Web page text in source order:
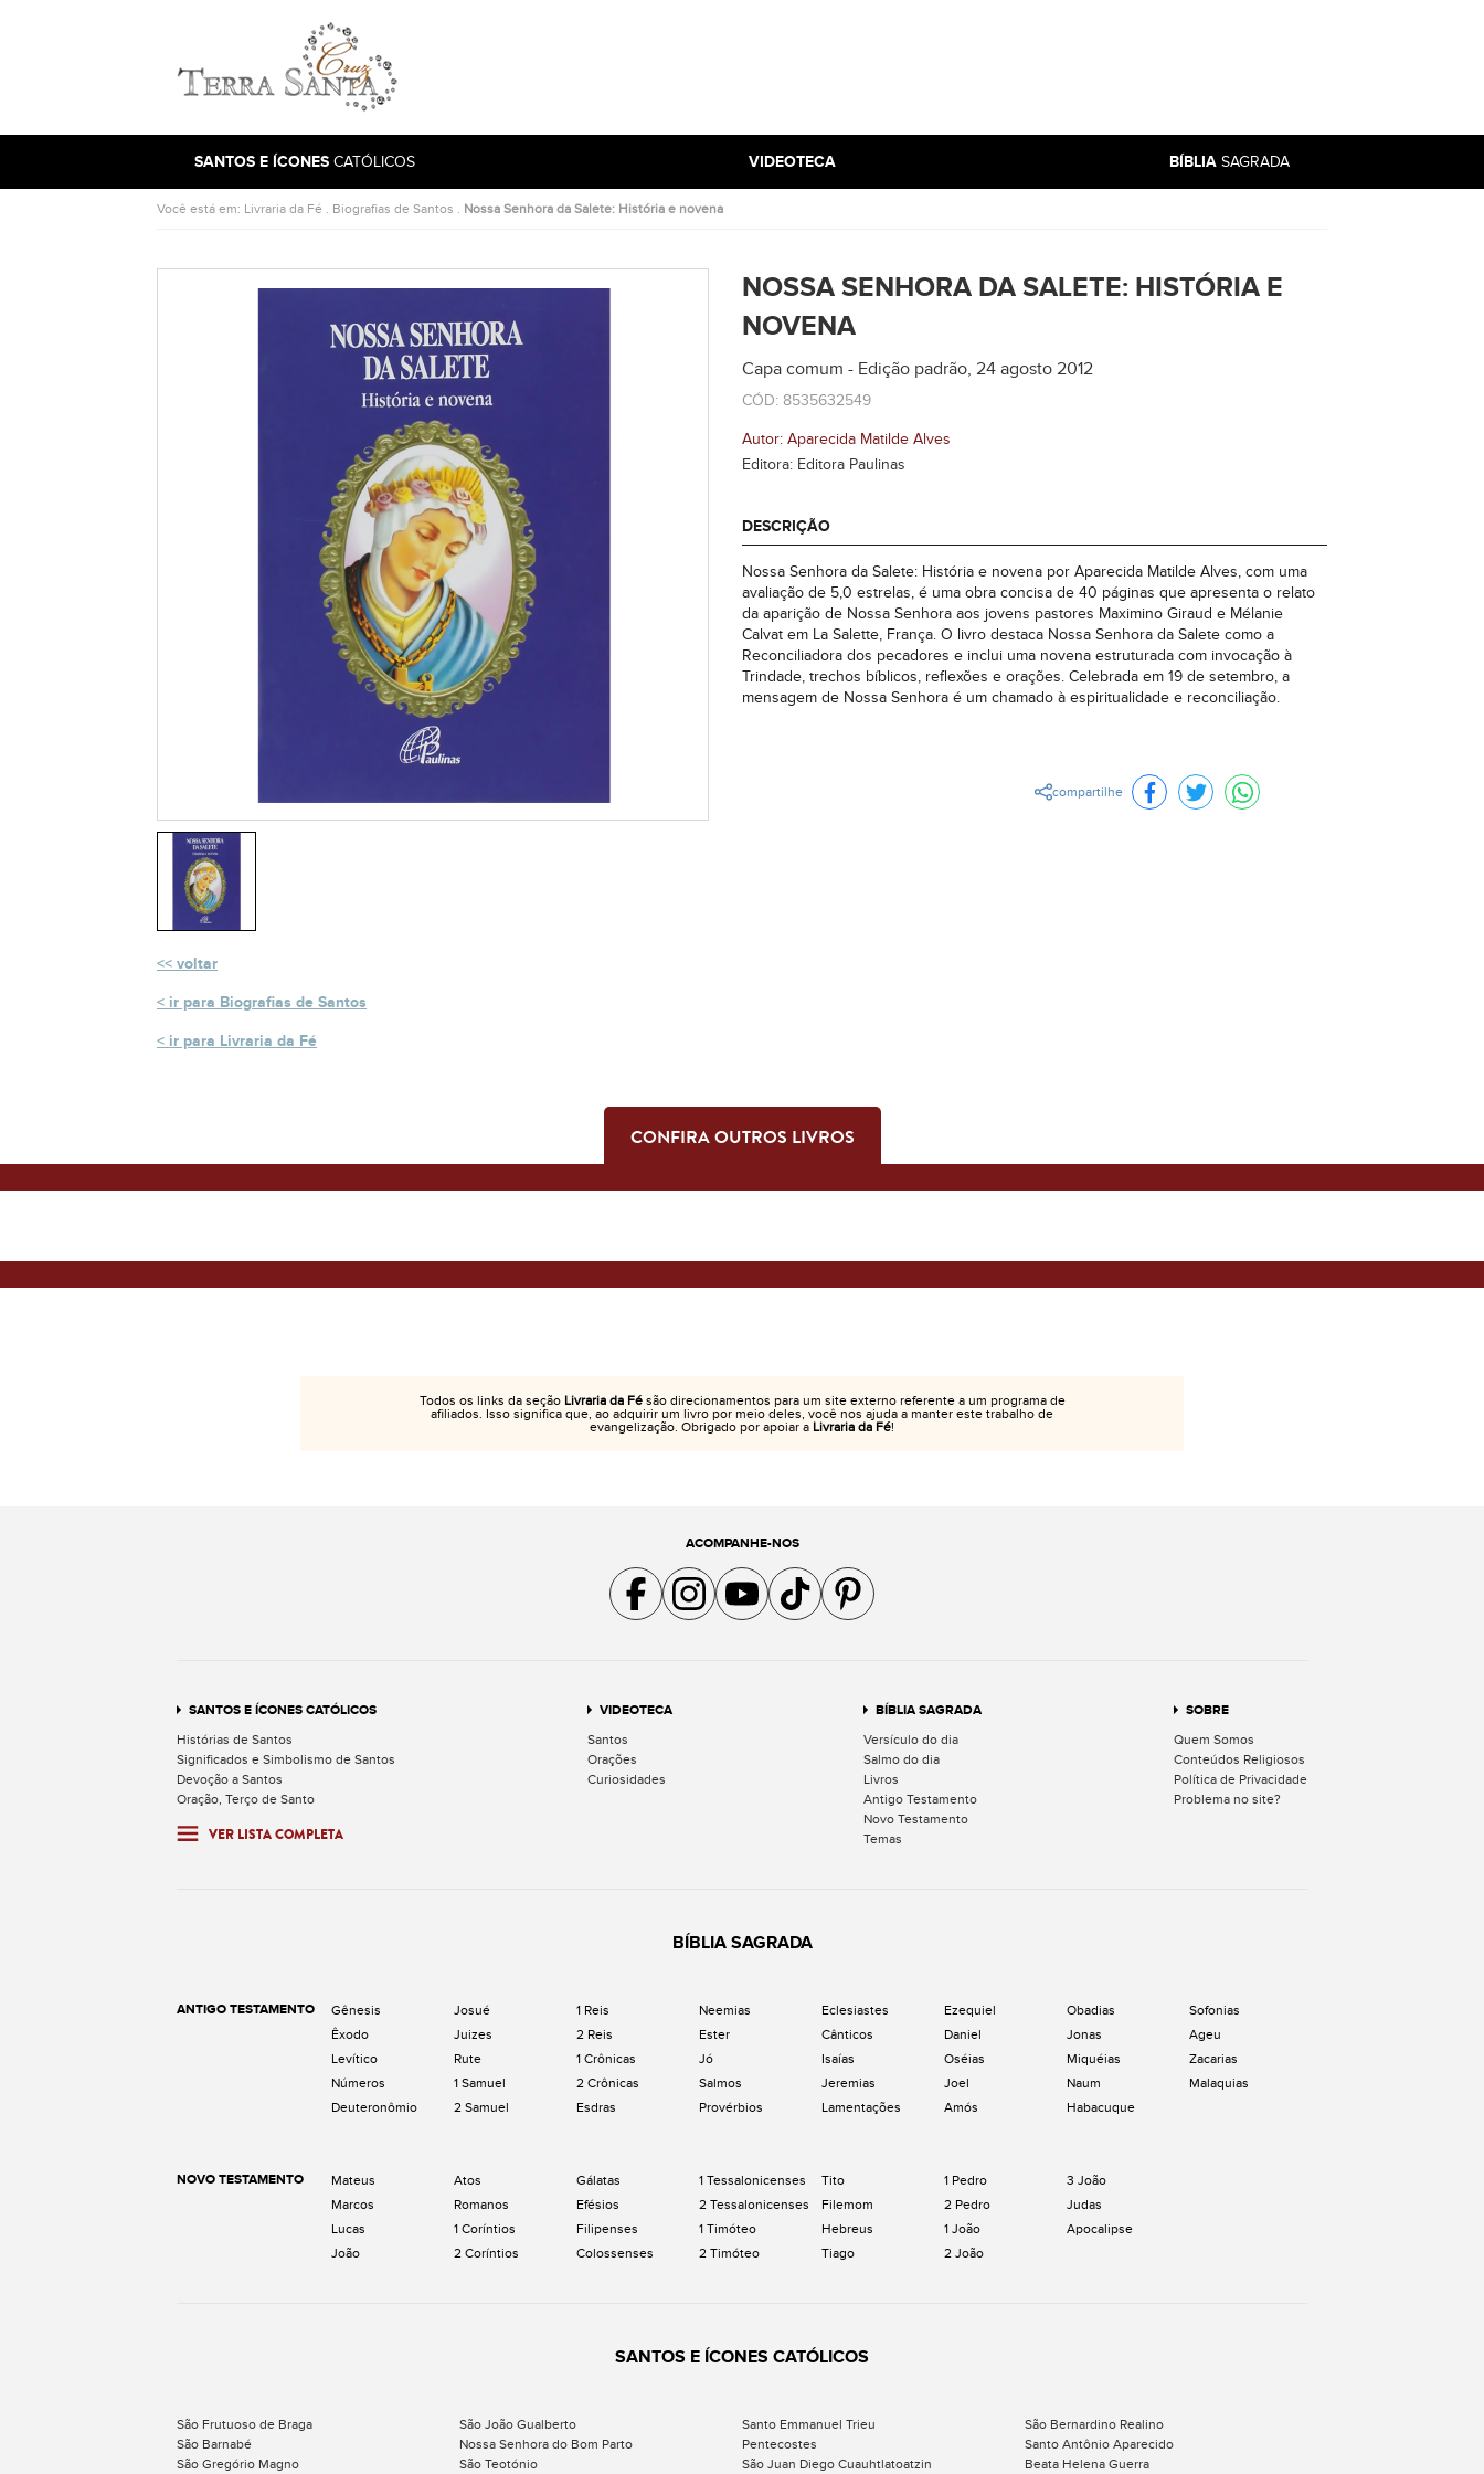
Ir para a página inicial
SANTOS E ÍCONES CATÓLICOS VIDEOTECA BÍBLIA SAGRADA
Você está em: Livraria da Fé . Biografias de Santos . Nossa Senhora da Salete: História e novena
voltar
ir para Biografias de Santos
ir para Livraria da Fé
NOSSA SENHORA DA SALETE: HISTÓRIA E
NOVENA
Capa comum - Edição padrão, 24 agosto 2012
CÓD: 8535632549
Autor: Aparecida Matilde Alves
Editora: Editora Paulinas
DESCRIÇÃO
Nossa Senhora da Salete: História e novena por Aparecida Matilde Alves, com uma
avaliação de 5,0 estrelas, é uma obra concisa de 40 páginas que apresenta o relato
da aparição de Nossa Senhora aos jovens pastores Maximino Giraud e Mélanie
Calvat em La Salette, França. O livro destaca Nossa Senhora da Salete como a
Reconciliadora dos pecadores e inclui uma novena estruturada com invocação à
Trindade, trechos bíblicos, reflexões e orações. Celebrada em 19 de setembro, a
mensagem de Nossa Senhora é um chamado à espiritualidade e reconciliação.
compartilhe
CONFIRA OUTROS LIVROS
Todos os links da seção Livraria da Fésão direcionamentos para um site externo referente a um programa de
afiliados. Isso significa que, ao adquirir um livro por meio deles, você nos ajuda a manter este trabalho de
evangelização. Obrigado por apoiar a Livraria da Fé!
ACOMPANHE-NOS
Acompanhe a gente no Facebook
Acompanhe a gente no Instagram
Acompanhe a gente no YouTube
Acompanhe a gente no TikTok
Acompanhe a gente no Pinterest
SANTOS E ÍCONES CATÓLICOS
Histórias de Santos
Significados e Simbolismo de Santos
Devoção a Santos
Oração, Terço de Santo
VER LISTA COMPLETA
VIDEOTECA
Santos
Orações
Curiosidades
BÍBLIA SAGRADA
Versículo do dia
Salmo do dia
Livros
Antigo Testamento
Novo Testamento
Temas
SOBRE
Quem Somos
Conteúdos Religiosos
Política de Privacidade
Problema no site?
BÍBLIA SAGRADA
ANTIGO TESTAMENTO
Gênesis
Êxodo
Levítico
Números
Deuteronômio
Josué
Juizes
Rute
1 Samuel
2 Samuel
1 Reis
2 Reis
1 Crônicas
2 Crônicas
Esdras
Neemias
Ester
Jó
Salmos
Provérbios
Eclesiastes
Cânticos
Isaías
Jeremias
Lamentações
Ezequiel
Daniel
Oséias
Joel
Amós
Obadias
Jonas
Miquéias
Naum
Habacuque
Sofonias
Ageu
Zacarias
Malaquias
NOVO TESTAMENTO
Mateus
Marcos
Lucas
João
Atos
Romanos
1 Coríntios
2 Coríntios
Gálatas
Efésios
Filipenses
Colossenses
1 Tessalonicenses
2 Tessalonicenses
1 Timóteo
2 Timóteo
Tito
Filemom
Hebreus
Tiago
1 Pedro
2 Pedro
1 João
2 João
3 João
Judas
Apocalipse
SANTOS E ÍCONES CATÓLICOS
São Frutuoso de Braga São João Gualberto Santo Emmanuel Trieu
São Bernardino Realino
São Barnabé
Nossa Senhora do Bom Parto Pentecostes
Santo Antônio Aparecido
São Gregório Magno
São Teotónio São Juan Diego Cuauhtlatoatzin Beata Helena Guerra